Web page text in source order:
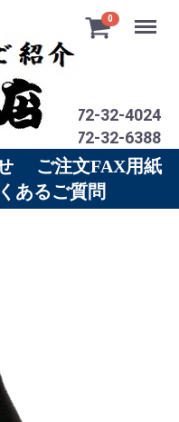
話 0172-32-4024
ＦＡＸ 0172-32-6388
0 Menu
ご注文FAX用紙
あるご質問